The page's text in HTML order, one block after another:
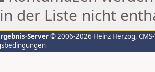
der Liste nicht
Server© 2006-2026 Heinz Herzog,